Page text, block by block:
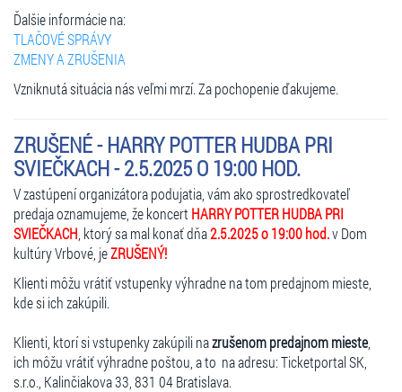
Ďalšie informácie na:
TLAČOVÉ SPRÁVY
ZMENY A ZRUŠENIA
Vzniknutá situácia nás veľmi mrzí. Za pochopenie ďakujeme.
ZRUŠENÉ - HARRY POTTER HUDBA PRI
SVIEČKACH - 2.5.2025 O 19:00 HOD.
V zastúpení organizátora podujatia, vám ako sprostredkovateľ
predaja oznamujeme, že koncert HARRY POTTER HUDBA PRI
SVIEČKACH , ktorý sa mal konať dňa2.5.2025 o 19:00 hod.v Dom
kultúry Vrbové, jeZRUŠENÝ!
Klienti môžu vrátiť vstupenky výhradne na tom predajnom mieste,
kde si ich zakúpili.
Klienti, ktorí si vstupenky zakúpili nazrušenom predajnom mieste,
ich môžu vrátiť výhradne poštou, a to na adresu: Ticketportal SK,
s.r.o., Kalinčiakova 33, 831 04 Bratislava.